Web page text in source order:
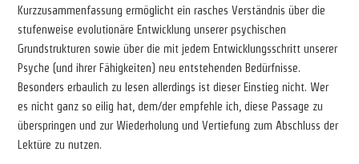
Kurzzusammenfassung ermöglicht ein rasches Verständnis über die
stufenweise evolutionäre Entwicklung unserer psychischen
Grundstrukturen sowie über die mit jedem Entwicklungsschritt unserer
Psyche (und ihrer Fähigkeiten) neu entstehenden Bedürfnisse.
Besonders erbaulich zu lesen allerdings ist dieser Einstieg nicht. Wer
es nicht ganz so eilig hat, dem/der empfehle ich, diese Passage zu
überspringen und zur Wiederholung und Vertiefung zum Abschluss der
Lektüre zu nutzen.